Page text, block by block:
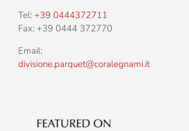
Tel: +39 0444372711
Fax: +39 0444 372770
Email:
divisione.parquet@coralegnami.it